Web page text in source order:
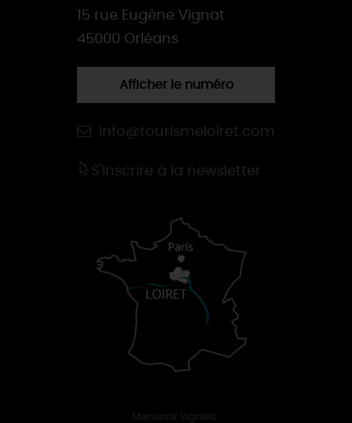
15 rue Eugène Vignat
45000 Orléans
Afficher le numéro
info@tourismeloiret.com
S'inscrire à la newsletter
Mentions légales